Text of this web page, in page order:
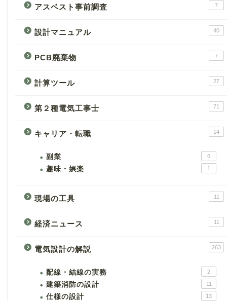
アスベスト事前調査 7
設計マニュアル 40
PCB廃棄物 7
計算ツール 27
第２種電気工事士 71
キャリア・転職 14
副業 6
趣味・娯楽 1
現場の工具 11
経済ニュース 11
電気設計の解説 263
配線・結線の実務 2
建築消防の設計 11
仕様の設計 13